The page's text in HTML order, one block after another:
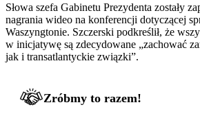
Słowa szefa Gabinetu Prezydenta zostały
nagrania wideo na konferencji dotyczącej
Waszyngtonie. Szczerski podkreślił, że
w inicjatywę są zdecydowane „zachować
jak i transatlantyckie związki”.
Zróbmy to razem!